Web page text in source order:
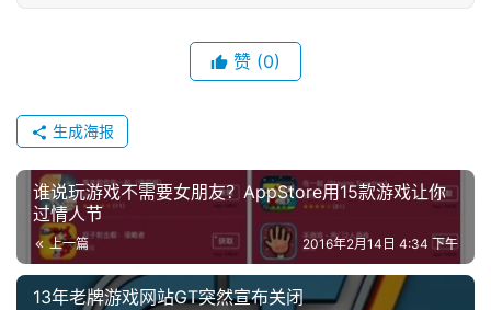
中
赞 (0)
生成海报
谁说玩游戏不需要女朋友？AppStore用15款游戏让你
过情人节
上一篇 2016年2月14日 4:34 下午
13年老牌游戏网站GT突然宣布关闭